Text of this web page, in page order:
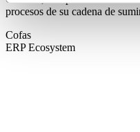
procesos de su cadena de
Cofas
ERP Ecosystem